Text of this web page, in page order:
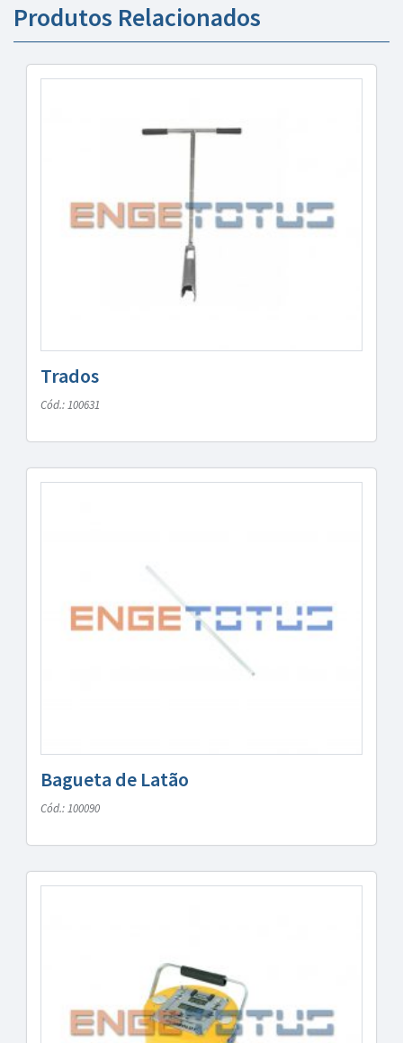
Produtos Relacionados
Trados
Cód.: 100631
Bagueta de Latão
Cód.: 100090